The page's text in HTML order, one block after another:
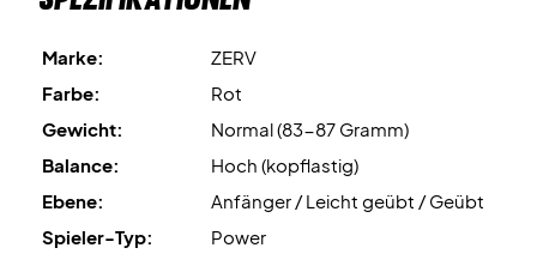
Marke:
ZERV
Farbe:
Rot
Gewicht:
Normal (83-87 Gramm)
Balance:
Hoch (kopflastig)
Ebene:
Anfänger / Leicht geübt / Geübt
Spieler-Typ:
Power